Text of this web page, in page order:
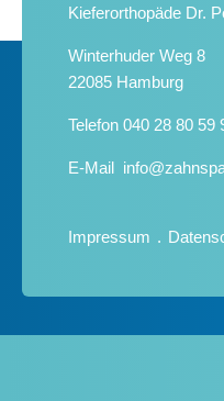
Kieferorthopäde Dr.
Winterhuder Weg 8
22085 Hamburg
Telefon 040 28 80 59
E-Mail
Impressum